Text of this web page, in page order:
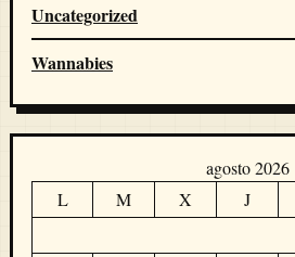
Uncategorized
Wannabies
agosto 2026
L
M X J